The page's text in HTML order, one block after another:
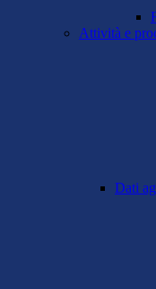
Attività e
Dati